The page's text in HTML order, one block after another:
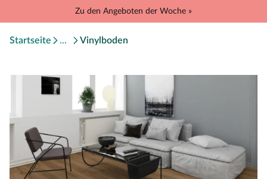
Zu den Angeboten der Woche »
Startseite Vinylboden